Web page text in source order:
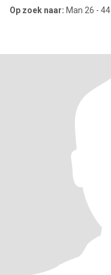
Op zoek naar: Man 26 - 44